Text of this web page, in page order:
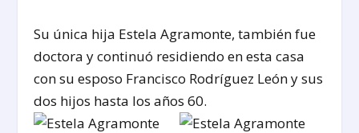
Su única hija Estela Agramonte, también fue
doctora y continuó residiendo en esta casa
con su esposo Francisco Rodríguez León y sus
dos hijos hasta los años 60.